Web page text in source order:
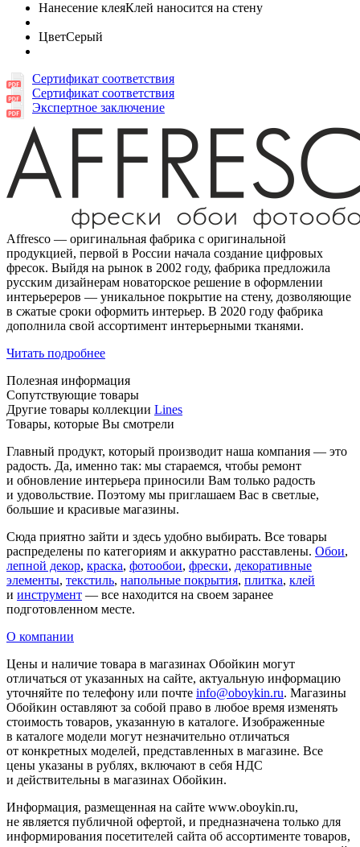
Нанесение клеяКлей наносится на стену
ЦветСерый
Сертификат соответствия
Сертификат соответствия
Экспертное заключение
Affresco — оригинальная фабрика с оригинальной
продукцией, первой в России начала создание цифровых
фресок. Выйдя на рынок в 2002 году, фабрика предложила
русским дизайнерам новаторское решение в оформлении
интерьереров — уникальное покрытие на стену, дозволяющие
в сжатые сроки оформить интерьер. В 2020 году фабрика
дополнила свой ассортимент интерьерными тканями.
Читать подробнее
Полезная информация
Сопутствующие товары
Другие товары коллекции Lines
Товары, которые Вы смотрели
Главный продукт, который производит наша компания — это
радость. Да, именно так: мы стараемся, чтобы ремонт
и обновление интерьера приносили Вам только радость
и удовольствие. Поэтому мы приглашаем Вас в светлые,
большие и красивые магазины.
Сюда приятно зайти и здесь удобно выбирать. Все товары
распределены по категориям и аккуратно расставлены. Обои,
лепной декор, краска, фотообои, фрески, декоративные
элементы, текстиль, напольные покрытия, плитка, клей
и инструмент — все находится на своем заранее
подготовленном месте.
О компании
Цены и наличие товара в магазинах Обойкин могут
отличаться от указанных на сайте, актуальную информацию
уточняйте по телефону или почте info@oboykin.ru. Магазины
Обойкин оставляют за собой право в любое время изменять
стоимость товаров, указанную в каталоге. Изображенные
в каталоге модели могут незначительно отличаться
от конкретных моделей, представленных в магазине. Все
цены указаны в рублях, включают в себя НДС
и действительны в магазинах Обойкин.
Информация, размещенная на сайте www.oboykin.ru,
не является публичной офертой, и предназначена только для
информирования посетителей сайта об ассортименте товаров,